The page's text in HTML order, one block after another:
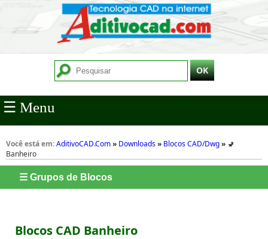
☰ Menu
Você está em:AditivoCAD.Com» Downloads» Blocos CAD/Dwg» 🚽
Banheiro
☰ Grupos de Blocos
Blocos CAD Banheiro